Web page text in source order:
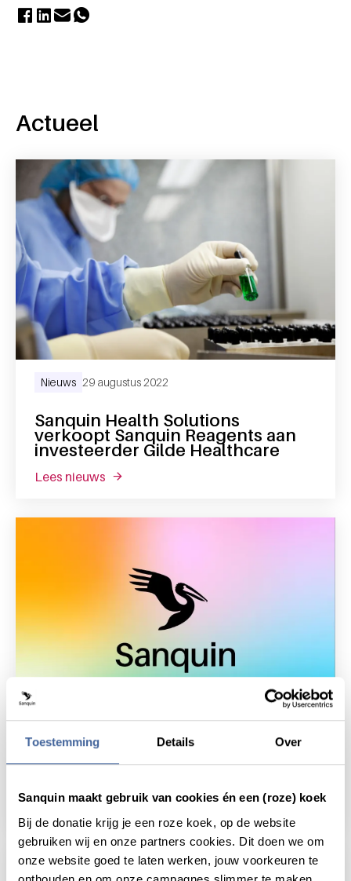
Toestemming Details Over
Sanquin maakt gebruik van cookies én een (roze) koek
Bij de donatie krijg je een roze koek, op de website
gebruiken wij en onze partners cookies. Dit doen we om
onze website goed te laten werken, jouw voorkeuren te
Actueel
Sanquin Health Solutions
verkoopt Sanquin Reagents aan
investeerder Gilde Healthcare
Nieuws 29 augustus 2022
lees nieuws over sanquin health solutions verkoopt
9 maart 2021
lees nieuws over sanquin presenteert sanquin health